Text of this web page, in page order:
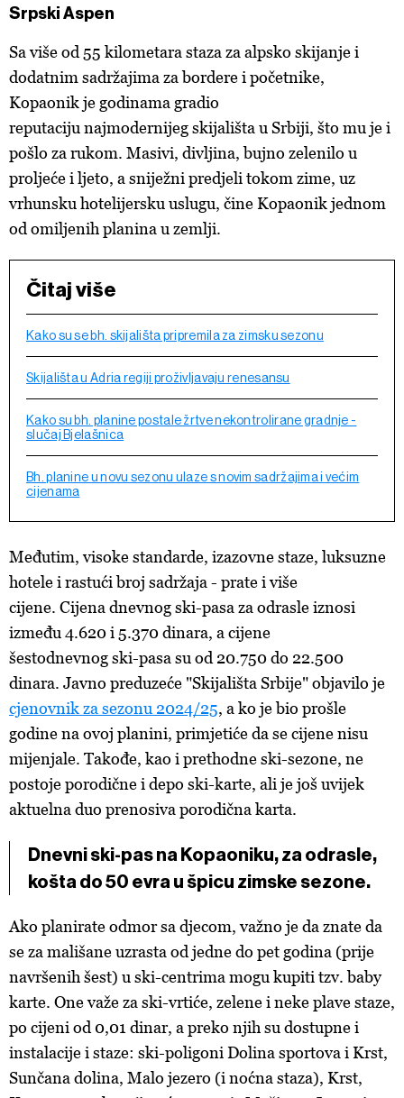
Srpski Aspen
Sa više od 55 kilometara staza za alpsko skijanje i
dodatnim sadržajima za bordere i početnike,
Kopaonik je godinama gradio
reputaciju najmodernijeg skijališta u Srbiji, što mu je i
pošlo za rukom. Masivi, divljina, bujno zelenilo u
proljeće i ljeto, a sniježni predjeli tokom zime, uz
vrhunsku hotelijersku uslugu, čine Kopaonik jednom
od omiljenih planina u zemlji.
Čitaj više
Kako su se bh. skijališta pripremila za zimsku sezonu
Skijališta u Adria regiji proživljavaju renesansu
Kako su bh. planine postale žrtve nekontrolirane gradnje -
slučaj Bjelašnica
Bh. planine u novu sezonu ulaze s novim sadržajima i većim
cijenama
Međutim, visoke standarde, izazovne staze, luksuzne
hotele i rastući broj sadržaja - prate i više
cijene. Cijena dnevnog ski-pasa za odrasle iznosi
između 4.620 i 5.370 dinara, a cijene
šestodnevnog ski-pasa su od 20.750 do 22.500
dinara. Javno preduzeće "Skijališta Srbije" objavilo je
cjenovnik za sezonu 2024/25, a ko je bio prošle
godine na ovoj planini, primjetiće da se cijene nisu
mijenjale. Takođe, kao i prethodne ski-sezone, ne
postoje porodične i depo ski-karte, ali je još uvijek
aktuelna duo prenosiva porodična karta.
Dnevni ski-pas na Kopaoniku, za odrasle,
košta do 50 evra u špicu zimske sezone.
Ako planirate odmor sa djecom, važno je da znate da
se za mališane uzrasta od jedne do pet godina (prije
navršenih šest) u ski-centrima mogu kupiti tzv. baby
karte. One važe za ski-vrtiće, zelene i neke plave staze,
po cijeni od 0,01 dinar, a preko njih su dostupne i
instalacije i staze: ski-poligoni Dolina sportova i Krst,
Sunčana dolina, Malo jezero (i noćna staza), Krst,